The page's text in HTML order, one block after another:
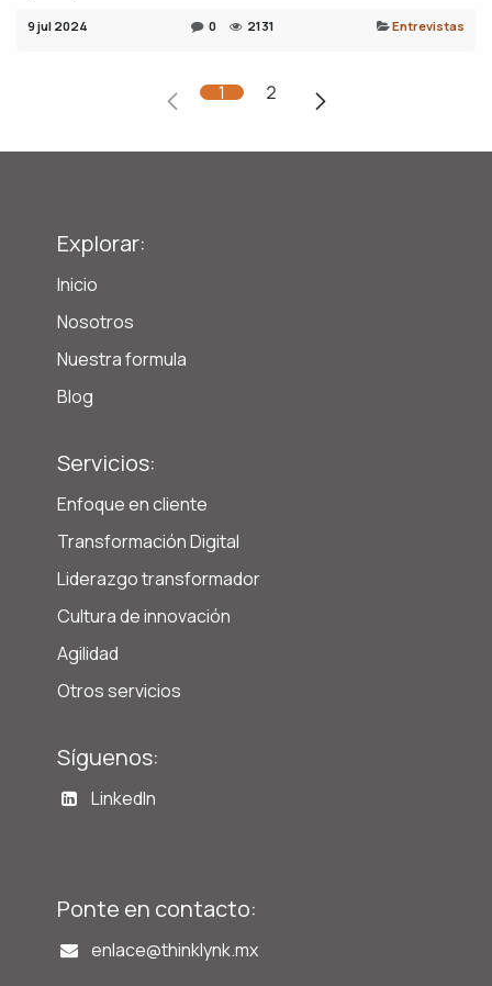
9 jul 2024 0 2131 Entrevistas
1 2
Explorar:
Inicio
Nosotros
Nuestra formula
Blog
Servicios:
Enfoque en cliente
Transformación Digital
Liderazgo transformador
Cultura de innovación
Agilidad
Otros servicios
Síguenos:
LinkedIn
Ponte en contacto:
enlace@thinklynk.mx